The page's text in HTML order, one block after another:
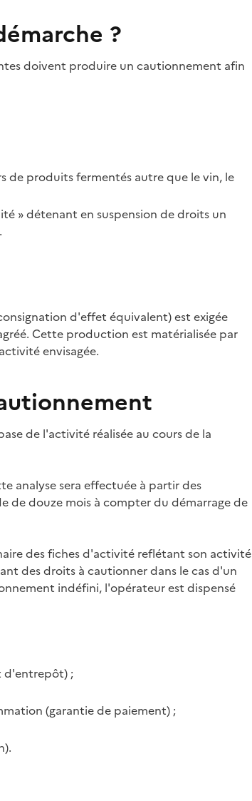
?
doivent produire un cautionnement afin
produits fermentés autre que le vin, le
» détenant en suspension de droits un
d'effet équivalent) est exigée
Cette production est matérialisée par
envisagée.
de l'activité réalisée au cours de la
analyse sera effectuée à partir des
de douze mois à compter du démarrage de
des fiches d'activité reflétant son activité
des droits à cautionner dans le cas d'un
indéfini, l'opérateur est dispensé
d'entrepôt) ;
(garantie de paiement) ;